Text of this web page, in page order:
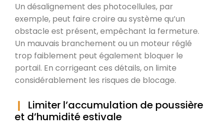
Un désalignement des photocellules, par
exemple, peut faire croire au système qu’un
obstacle est présent, empêchant la fermeture.
Un mauvais branchement ou un moteur réglé
trop faiblement peut également bloquer le
portail. En corrigeant ces détails, on limite
considérablement les risques de blocage.
Limiter l’accumulation de poussière
et d’humidité estivale